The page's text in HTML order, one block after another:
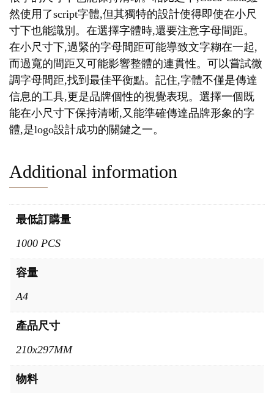
然使用了script字體,但其獨特的設計使得即使在小尺
寸下也能識別。在選擇字體時,還要注意字母間距。
在小尺寸下,過緊的字母間距可能導致文字糊在一起,
而過寬的間距又可能影響整體的連貫性。可以嘗試微
調字母間距,找到最佳平衡點。記住,字體不僅是傳達
信息的工具,更是品牌個性的視覺表現。選擇一個既
能在小尺寸下保持清晰,又能準確傳達品牌形象的字
體,是logo設計成功的關鍵之一。
Additional information
最低訂購量
1000 PCS
容量
A4
產品尺寸
210x297MM
物料